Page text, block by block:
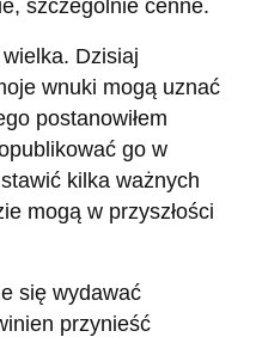
szczególnie cenne.
Dzisiaj
wnuki mogą uznać
postanowiłem
go w
kilka ważnych
mogą w przyszłości
się wydawać
przynieść